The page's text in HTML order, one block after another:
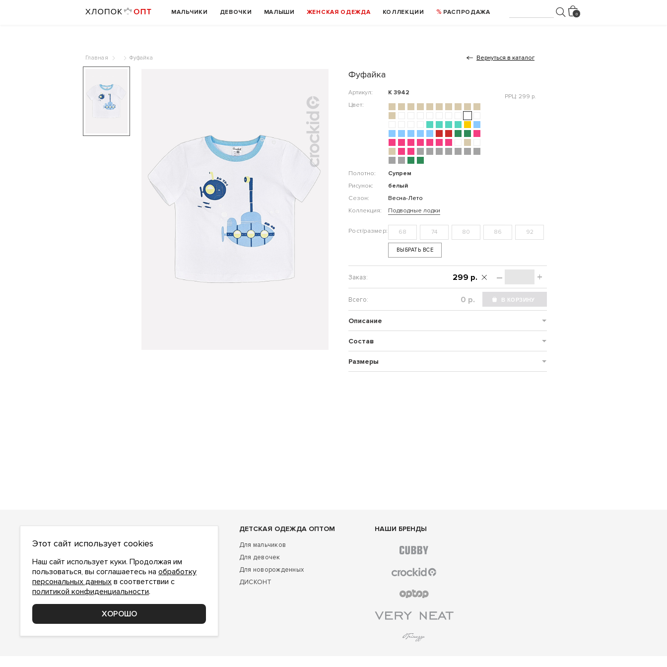
МАЛЬЧИКИ ДЕВОЧКИ МАЛЫШИ ЖЕНСКАЯ ОДЕЖДА КОЛЛЕКЦИИ РАСПРОДАЖА
Главная Фуфайка Вернуться в каталог
Фуфайка
Артикул:
К 3942
Цвет:
Полотно:
Супрем
Рисунок:
белый
Сезон:
Весна-Лето
Коллекция:
Подводные лодки
РРЦ: 299 р.
68 74 80 86 92
ВЫБРАТЬ ВСЕ
– +
299 р.
р.
Описание
Состав
Размеры
О НАС
О компании
Как сделать заказ
Условия работы
Доставка и оплата
Возврат
ДЕТСКАЯ ОДЕЖДА ОПТОМ
Для мальчиков
Для девочек
Для новорожденных
ДИСКОНТ
НАШИ БРЕНДЫ
Этот сайт использует cookies
Наш сайт использует куки. Продолжая им
пользоваться, вы соглашаетесь на обработку
персональных данных в соответствии с
политикой конфиденциальности.
ХОРОШО